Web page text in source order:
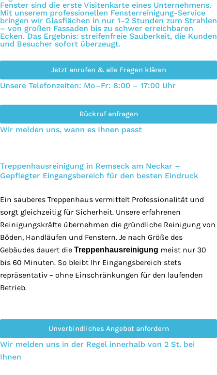
Fenster sind die erste Visitenkarte eines Unternehmens.
Mit unserem professionellen Fensterreinigung-Service
bringen wir Glasflächen in nur 1–2 Stunden zum Strahlen
– von großen Fassaden bis zu schwer erreichbaren
Ecken. Das Ergebnis: streifenfreie Sauberkeit, die Kunden
und Besucher sofort überzeugt.
Jetzt anrufen & alle Fragen klären
Unsere Telefonzeiten: Mo–Fr: 8:00 – 17:00 Uhr
Rückruf anfragen
Wir melden uns, wann es Ihnen passt
Treppenhausreinigung in Remseck am Neckar –
Gepflegter Eingangsbereich für den besten Eindruck
Ein sauberes Treppenhaus vermittelt Professionalität und
sorgt gleichzeitig für Sicherheit. Unsere erfahrenen
Reinigungskräfte übernehmen die gründliche Reinigung von
Böden, Handläufen und Fenstern. Je nach Größe des
Gebäudes dauert die Treppenhausreinigung meist nur 30
bis 60 Minuten. So bleibt Ihr Eingangsbereich stets
repräsentativ – ohne Einschränkungen für den laufenden
Betrieb.
Unverbindliches Angebot anfordern
Wir melden uns in der Regel innerhalb von 2 St. bei
Ihnen